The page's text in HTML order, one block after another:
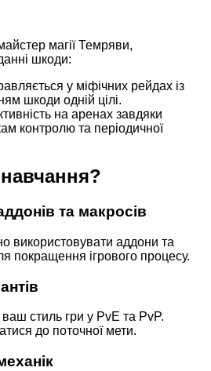
магії Темряви,
шкоди:
у міфічних рейдах із
шкоди одній цілі.
на аренах завдяки
контролю та періодичної
та макросів
використовувати аддони та
покращення ігрового процесу.
стиль гри у PvE та PvP.
до поточної мети.